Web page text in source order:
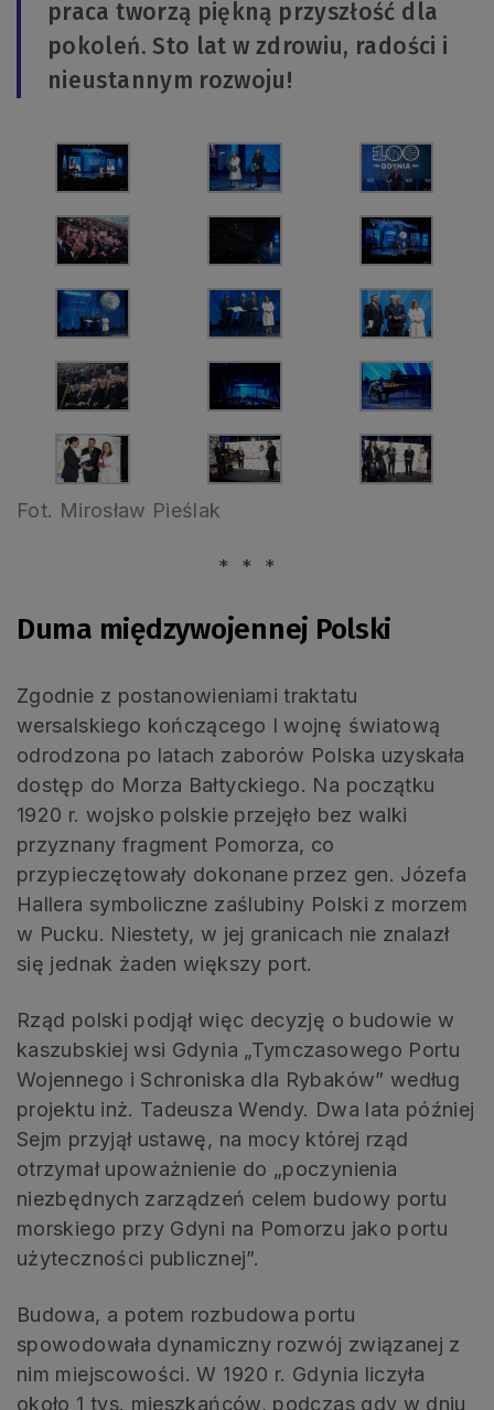
praca tworzą piękną przyszłość dla
pokoleń. Sto lat w zdrowiu, radości i
nieustannym rozwoju!
Fot. Mirosław Pieślak
* * *
Duma międzywojennej Polski
Zgodnie z postanowieniami traktatu
wersalskiego kończącego I wojnę światową
odrodzona po latach zaborów Polska uzyskała
dostęp do Morza Bałtyckiego. Na początku
1920 r. wojsko polskie przejęło bez walki
przyznany fragment Pomorza, co
przypieczętowały dokonane przez gen. Józefa
Hallera symboliczne zaślubiny Polski z morzem
w Pucku. Niestety, w jej granicach nie znalazł
się jednak żaden większy port.
Rząd polski podjął więc decyzję o budowie w
kaszubskiej wsi Gdynia „Tymczasowego Portu
Wojennego i Schroniska dla Rybaków” według
projektu inż. Tadeusza Wendy. Dwa lata później
Sejm przyjął ustawę, na mocy której rząd
otrzymał upoważnienie do „poczynienia
niezbędnych zarządzeń celem budowy portu
morskiego przy Gdyni na Pomorzu jako portu
użyteczności publicznej”.
Budowa, a potem rozbudowa portu
spowodowała dynamiczny rozwój związanej z
nim miejscowości. W 1920 r. Gdynia liczyła
około 1 tys. mieszkańców, podczas gdy w dniu